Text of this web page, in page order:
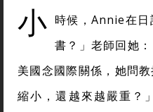
小 時候，Annie在
書？」老師回她
美國念國際關係，她問
縮小，還越來越嚴重？